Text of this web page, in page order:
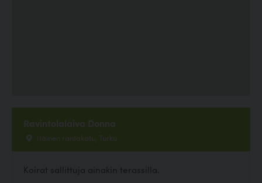
Ravintolalaiva Donna
Itäinen rantakatu, Turku
Koirat sallittuja ainakin terassilla.